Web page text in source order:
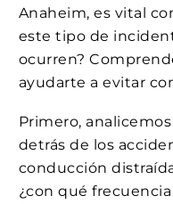
Anaheim, es vital
este tipo de
ocurren?
ayudarte a evitar
Primero,
detrás de los
conducción
¿con qué